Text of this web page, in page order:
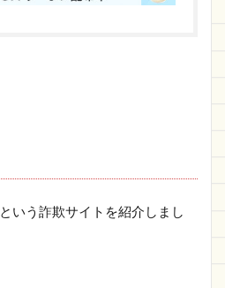
という詐欺サイトを紹介しまし